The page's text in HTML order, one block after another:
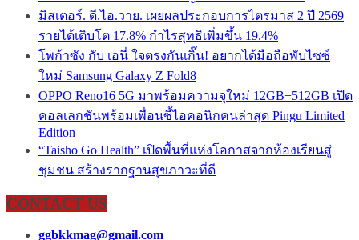
มิสเตอร์. ดี.ไอ.วาย. เผยผลประกอบการไตรมาส 2 ปี 2569
รายได้เติบโต 17.8% กำไรสุทธิเพิ่มขึ้น 19.4%
โพก้าซัง กับ เอนี่ ใจตรงกันเกิ๊น! อยากได้มือถือพับไซซ์
ใหม่ Samsung Galaxy Z Fold8
OPPO Reno16 5G มาพร้อมความจุใหม่ 12GB+512GB เปิด
คอลเลกชันพร้อมเพื่อนซี้ไอคอนิกคนล่าสุด Pingu Limited
Edition
“Taisho Go Health” เปิดพื้นที่แห่งโอกาสจากห้องเรียนสู่
ชุมชน สร้างรากฐานสุขภาวะที่ดี
CONTACT US
ggbkkmag@gmail.com